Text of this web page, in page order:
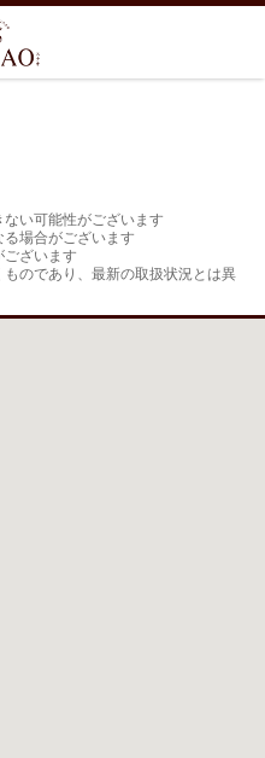
い可能性がございます
場合がございます
ざいます
のであり、最新の取扱状況とは異